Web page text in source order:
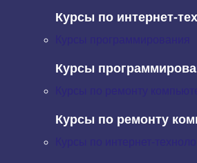
Курсы по интернет-
Курсы
Курсы по ремонту
Продвижение в Facebook и
настройки того, как будут выглядеть
умолчанию относятся к типу контента
Предположим, что кто-то поделился
турфирмы. В ленте